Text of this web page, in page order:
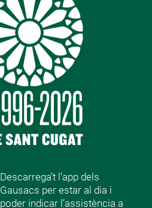
Descarrega’t l’app dels
Gausacs per estar al dia i
poder indicar l’assistència a